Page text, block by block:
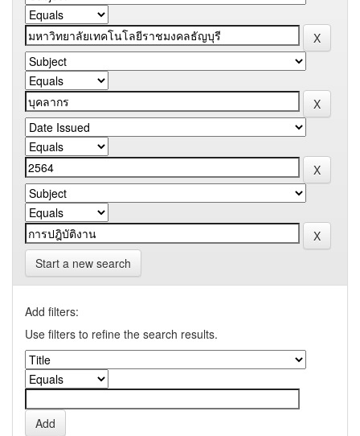
Start a new search
Add filters:
Use filters to refine the search results.